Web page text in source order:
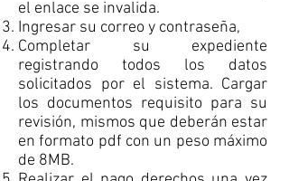
el enlace se invalida.
Ingresar su correo y contraseña,
​Completar su expediente
registrando todos los datos
solicitados por el sistema. Cargar
los documentos requisito para su
revisión, mismos que deberán estar
en formato pdf con un peso máximo
de 8MB.